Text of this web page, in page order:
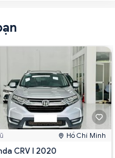
Hồ Chí Minh
CRV l 2020